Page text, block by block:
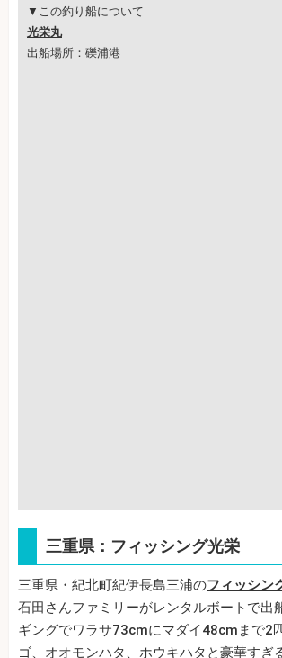
▼この釣り船について
光栄丸
出船場所：礫浦港
三重県：フィッシング光栄
三重県・紀北町紀伊長島三浦のフィッシン
石田さんファミリーがレンタルボートで出
ギングでワラサ73cmにマダイ48cmまで2
ゴ、オオモンハタ、ホウキハタと豪華すぎ